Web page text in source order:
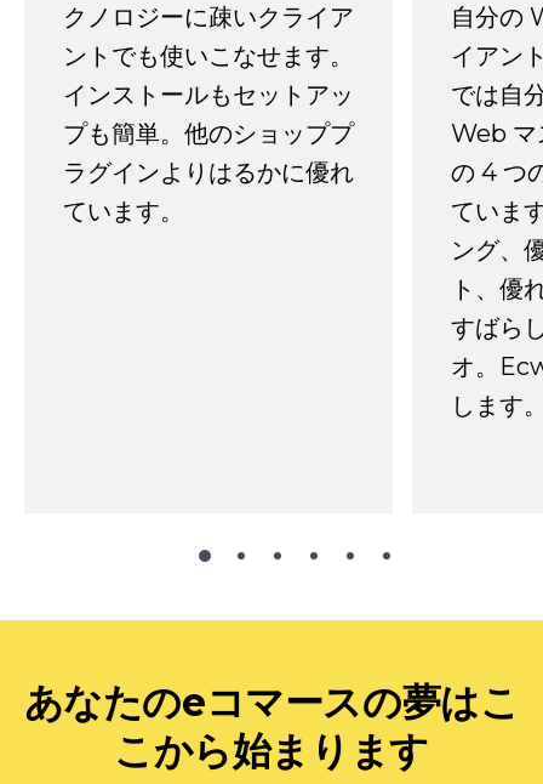
クノロジーに疎いクライア
ントでも使いこなせます。
インストールもセットアッ
プも簡単。他のショッププ
ラグインよりはるかに優れ
ています。
自分の
イアン
では自
Web マ
の 4 つ
ていま
ング、
ト、優
すばら
オ。
します
あなたのeコマースの夢はこ
こから始まります